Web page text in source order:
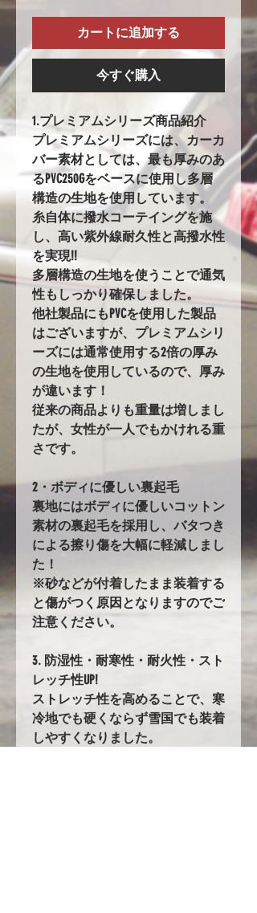
カートに追加する
今すぐ購入
1.プレミアムシリーズ商品紹介
プレミアムシリーズには、カーカ
バー素材としては、最も厚みのあ
るPVC250Gをベースに使用し多層
構造の生地を使用しています。
糸自体に撥水コーテイングを施
し、高い紫外線耐久性と高撥水性
を実現!!
多層構造の生地を使うことで通気
性もしっかり確保しました。
他社製品にもPVCを使用した製品
はございますが、プレミアムシリ
ーズには通常使用する2倍の厚み
の生地を使用しているので、厚み
が違います！
従来の商品よりも重量は増しまし
たが、女性が一人でもかけれる重
さです。
2・ボディに優しい裏起毛
裏地にはボディに優しいコットン
素材の裏起毛を採用し、バタつき
による擦り傷を大幅に軽減しまし
た！
※砂などが付着したまま装着する
と傷がつく原因となりますのでご
注意ください。
3. 防湿性・耐寒性・耐火性・スト
レッチ性UP!
ストレッチ性を高めることで、寒
冷地でも硬くならず雪国でも装着
しやすくなりました。